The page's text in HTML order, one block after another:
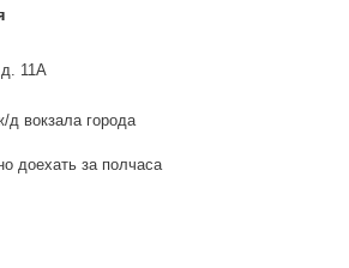
11А
д вокзала города
доехать за полчаса